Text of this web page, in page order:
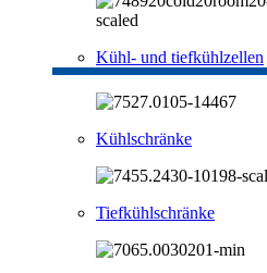
Kühl- und tiefkühlzellen
Kühlschränke
Tiefkühlschränke